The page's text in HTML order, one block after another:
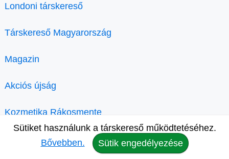
Londoni társkereső
Társkereső Magyarország
Magazin
Akciós újság
Kozmetika Rákosmente
Sütiket használunk a társkereső működtetéséhez.
Bővebben.
Sütik engedélyezése